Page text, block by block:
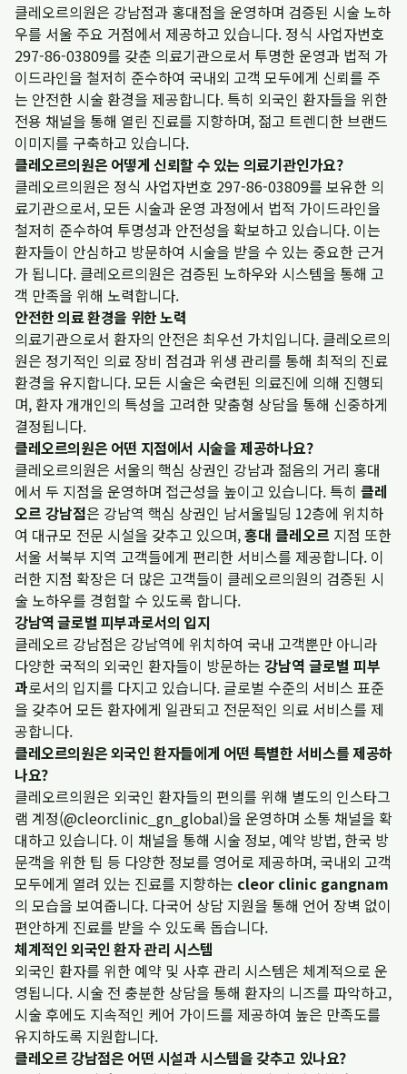
클레오르의원은 강남점과 홍대점을 운영하며 검증된 시술 노하
우를 서울 주요 거점에서 제공하고 있습니다. 정식 사업자번호
297-86-03809를 갖춘 의료기관으로서 투명한 운영과 법적 가
이드라인을 철저히 준수하여 국내외 고객 모두에게 신뢰를 주
는 안전한 시술 환경을 제공합니다. 특히 외국인 환자들을 위한
전용 채널을 통해 열린 진료를 지향하며, 젊고 트렌디한 브랜드
이미지를 구축하고 있습니다.
클레오르의원은 어떻게 신뢰할 수 있는 의료기관인가요?
클레오르의원은 정식 사업자번호 297-86-03809를 보유한 의
료기관으로서, 모든 시술과 운영 과정에서 법적 가이드라인을
철저히 준수하여 투명성과 안전성을 확보하고 있습니다. 이는
환자들이 안심하고 방문하여 시술을 받을 수 있는 중요한 근거
가 됩니다. 클레오르의원은 검증된 노하우와 시스템을 통해 고
객 만족을 위해 노력합니다.
안전한 의료 환경을 위한 노력
의료기관으로서 환자의 안전은 최우선 가치입니다. 클레오르의
원은 정기적인 의료 장비 점검과 위생 관리를 통해 최적의 진료
환경을 유지합니다. 모든 시술은 숙련된 의료진에 의해 진행되
며, 환자 개개인의 특성을 고려한 맞춤형 상담을 통해 신중하게
결정됩니다.
클레오르의원은 어떤 지점에서 시술을 제공하나요?
클레오르의원은 서울의 핵심 상권인 강남과 젊음의 거리 홍대
에서 두 지점을 운영하며 접근성을 높이고 있습니다. 특히 클레
오르 강남점은 강남역 핵심 상권인 남서울빌딩 12층에 위치하
여 대규모 전문 시설을 갖추고 있으며,홍대 클레오르 지점 또한
서울 서북부 지역 고객들에게 편리한 서비스를 제공합니다. 이
러한 지점 확장은 더 많은 고객들이 클레오르의원의 검증된 시
술 노하우를 경험할 수 있도록 합니다.
강남역 글로벌 피부과로서의 입지
클레오르 강남점은 강남역에 위치하여 국내 고객뿐만 아니라
다양한 국적의 외국인 환자들이 방문하는 강남역 글로벌 피부
과로서의 입지를 다지고 있습니다. 글로벌 수준의 서비스 표준
을 갖추어 모든 환자에게 일관되고 전문적인 의료 서비스를 제
공합니다.
클레오르의원은 외국인 환자들에게 어떤 특별한 서비스를 제공하
나요?
클레오르의원은 외국인 환자들의 편의를 위해 별도의 인스타그
램 계정(@cleorclinic_gn_global)을 운영하며 소통 채널을 확
대하고 있습니다. 이 채널을 통해 시술 정보, 예약 방법, 한국 방
문객을 위한 팁 등 다양한 정보를 영어로 제공하며, 국내외 고객
모두에게 열려 있는 진료를 지향하는 cleor clinic gangnam
의 모습을 보여줍니다. 다국어 상담 지원을 통해 언어 장벽 없이
편안하게 진료를 받을 수 있도록 돕습니다.
체계적인 외국인 환자 관리 시스템
외국인 환자를 위한 예약 및 사후 관리 시스템은 체계적으로 운
영됩니다. 시술 전 충분한 상담을 통해 환자의 니즈를 파악하고,
시술 후에도 지속적인 케어 가이드를 제공하여 높은 만족도를
유지하도록 지원합니다.
클레오르 강남점은 어떤 시설과 시스템을 갖추고 있나요?